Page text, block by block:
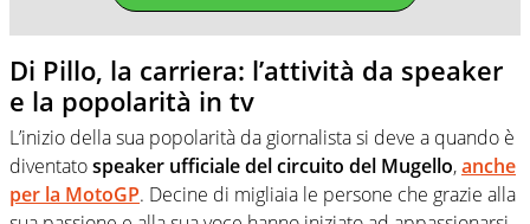
Di Pillo, la carriera: l’attività da speaker
e la popolarità in tv
L’inizio della sua popolarità da giornalista si deve a quando è
diventatospeaker ufficiale del circuito del Mugello,anche
per la MotoGP. Decine di migliaia le persone che grazie alla